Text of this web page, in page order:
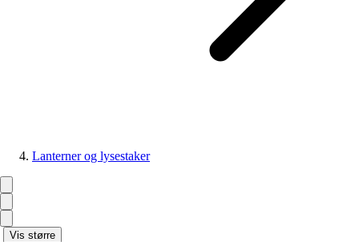
Lanterner og lysestaker
Vis større